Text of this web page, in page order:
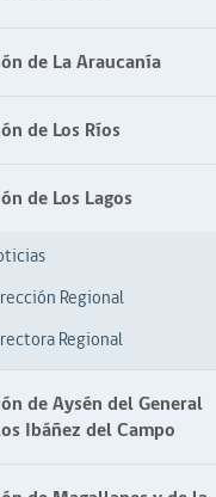
de La Araucanía
de Los Ríos
de Los Lagos
Regional
Regional
de Aysén del General
Ibáñez del Campo